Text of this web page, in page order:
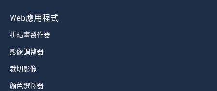
Web應用程式
拼貼畫製作器
影像調整器
裁切影像
顏色選擇器